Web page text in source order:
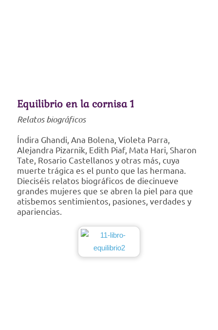
Equilibrio en la cornisa 1
Relatos biográficos
Índira Ghandi, Ana Bolena, Violeta Parra,
Alejandra Pizarnik, Edith Piaf, Mata Hari, Sharon
Tate, Rosario Castellanos y otras más, cuya
muerte trágica es el punto que las hermana.
Dieciséis relatos biográficos de diecinueve
grandes mujeres que se abren la piel para que
atisbemos sentimientos, pasiones, verdades y
apariencias.